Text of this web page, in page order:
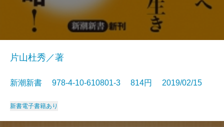
片山杜秀／著
新潮新書 978-4-10-610801-3 814円 2019/02/15
新書電子書籍あり